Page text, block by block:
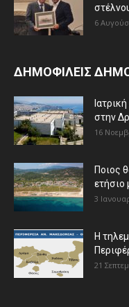
6
ΔΗΜΟΦΙΛΕΙΣ
στην
16
Ποιος
ετήσιο
3
Η
21